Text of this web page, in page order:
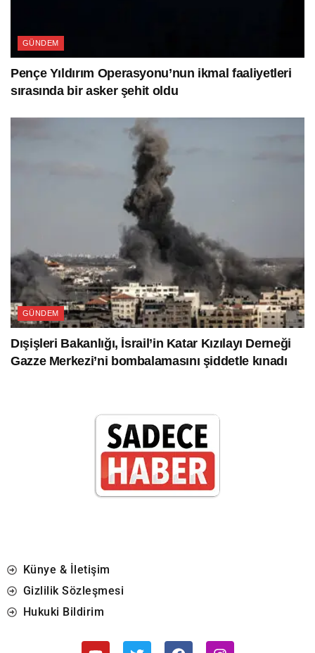
GÜNDEM
Pençe Yıldırım Operasyonu’nun ikmal faaliyetleri
sırasında bir asker şehit oldu
GÜNDEM
Dışişleri Bakanlığı, İsrail’in Katar Kızılayı Derneği
Gazze Merkezi’ni bombalamasını şiddetle kınadı
Künye & İletişim
Gizlilik Sözleşmesi
Hukuki Bildirim